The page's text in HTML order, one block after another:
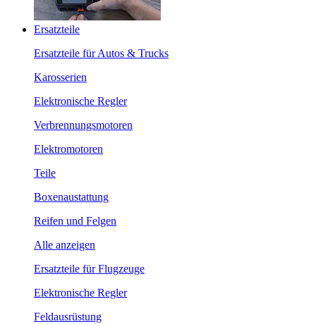
Ersatzteile
Ersatzteile für Autos & Trucks
Karosserien
Elektronische Regler
Verbrennungsmotoren
Elektromotoren
Teile
Boxenaustattung
Reifen und Felgen
Alle anzeigen
Ersatzteile für Flugzeuge
Elektronische Regler
Feldausrüstung